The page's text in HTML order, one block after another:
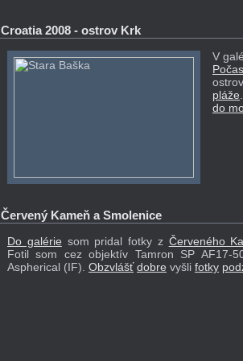
Croatia 2008 - ostrov Krk
V
pláže
do
Červený Kameň a Smolenice
Do galérie som pridal fotky z Červeného
Fotil som cez objektív Tamron SP AF17-
Aspherical (IF). Obzvlášť dobre vyšli fotky